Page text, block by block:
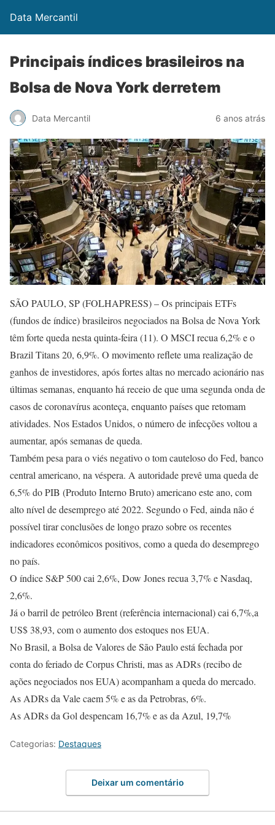
Data Mercantil
Principais índices brasileiros na
Bolsa de Nova York derretem
Data Mercantil 6 anos atrás
SÃO PAULO, SP (FOLHAPRESS) – Os principais ETFs
(fundos de índice) brasileiros negociados na Bolsa de Nova York
têm forte queda nesta quinta-feira (11). O MSCI recua 6,2% e o
Brazil Titans 20, 6,9%. O movimento reflete uma realização de
ganhos de investidores, após fortes altas no mercado acionário nas
últimas semanas, enquanto há receio de que uma segunda onda de
casos de coronavírus aconteça, enquanto países que retomam
atividades. Nos Estados Unidos, o número de infecções voltou a
aumentar, após semanas de queda.
Também pesa para o viés negativo o tom cauteloso do Fed, banco
central americano, na véspera. A autoridade prevê uma queda de
6,5% do PIB (Produto Interno Bruto) americano este ano, com
alto nível de desemprego até 2022. Segundo o Fed, ainda não é
possível tirar conclusões de longo prazo sobre os recentes
indicadores econômicos positivos, como a queda do desemprego
no país.
O índice S&P 500 cai 2,6%, Dow Jones recua 3,7% e Nasdaq,
2,6%.
Já o barril de petróleo Brent (referência internacional) cai 6,7%,a
US$ 38,93, com o aumento dos estoques nos EUA.
No Brasil, a Bolsa de Valores de São Paulo está fechada por
conta do feriado de Corpus Christi, mas as ADRs (recibo de
ações negociados nos EUA) acompanham a queda do mercado.
As ADRs da Vale caem 5% e as da Petrobras, 6%.
As ADRs da Gol despencam 16,7% e as da Azul, 19,7%
Categorias: Destaques
Deixar um comentário